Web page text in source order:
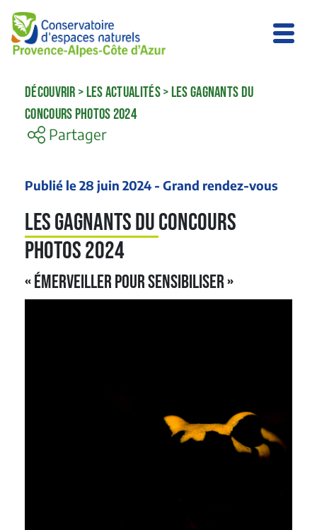
DÉCOUVRIR >LES ACTUALITÉS>LES GAGNANTS DU
CONCOURS PHOTOS 2024
Partager
Publié le 28 juin 2024 - Grand rendez-vous
Les gagnants du concours
photos 2024
« Émerveiller pour sensibiliser »